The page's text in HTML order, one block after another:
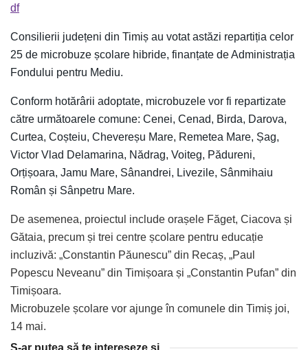
df
Consilierii județeni din Timiș au votat astăzi repartiția celor
25 de microbuze școlare hibride, finanțate de Administrația
Fondului pentru Mediu.
Conform hotărârii adoptate, microbuzele vor fi repartizate
către următoarele comune: Cenei, Cenad, Birda, Darova,
Curtea, Coșteiu, Chevereșu Mare, Remetea Mare, Șag,
Victor Vlad Delamarina, Nădrag, Voiteg, Pădureni,
Orțișoara, Jamu Mare, Sânandrei, Livezile, Sânmihaiu
Român și Sânpetru Mare.
De asemenea, proiectul include orașele Făget, Ciacova și
Gătaia, precum și trei centre școlare pentru educație
incluzivă: „Constantin Păunescu” din Recaș, „Paul
Popescu Neveanu” din Timișoara și „Constantin Pufan” din
Timișoara.
Microbuzele școlare vor ajunge în comunele din Timiș joi,
14 mai.
S-ar putea să te intereseze și